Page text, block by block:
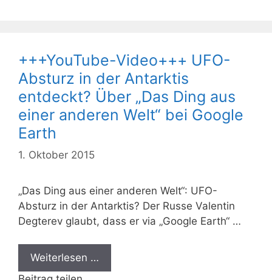
+++YouTube-Video+++ UFO-
Absturz in der Antarktis
entdeckt? Über „Das Ding aus
einer anderen Welt“ bei Google
Earth
1. Oktober 2015
„Das Ding aus einer anderen Welt“: UFO-
Absturz in der Antarktis? Der Russe Valentin
Degterev glaubt, dass er via „Google Earth“ …
Weiterlesen …